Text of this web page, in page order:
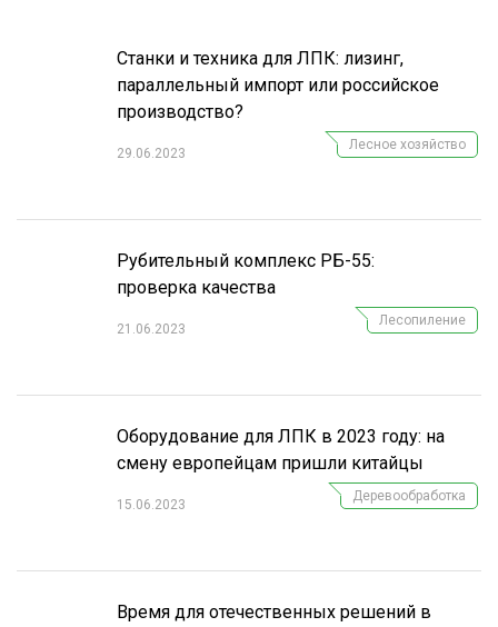
Станки и техника для ЛПК: лизинг,
параллельный импорт или российское
производство?
29.06.2023
Лесное хозяйство
Рубительный комплекс РБ-55:
проверка качества
21.06.2023
Лесопиление
Оборудование для ЛПК в 2023 году: на
смену европейцам пришли китайцы
15.06.2023
Деревообработка
Время для отечественных решений в